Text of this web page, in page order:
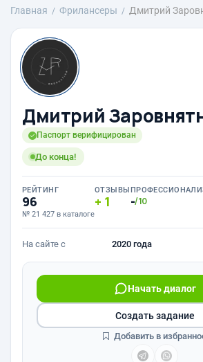
Главная Фрилансеры Дмитрий
Дмитрий
Паспорт верифицирован
До конца!
РЕЙТИНГ
96
№ 21 427 в каталоге
ОТЗЫВЫ
1 -/10
На сайте с 2020 года
Начать диалог
Создать задание
Добавить в